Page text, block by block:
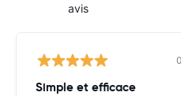
avis
Simple et efficace